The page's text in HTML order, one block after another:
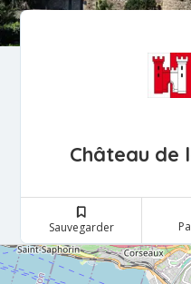
Château de
Sauvegarder